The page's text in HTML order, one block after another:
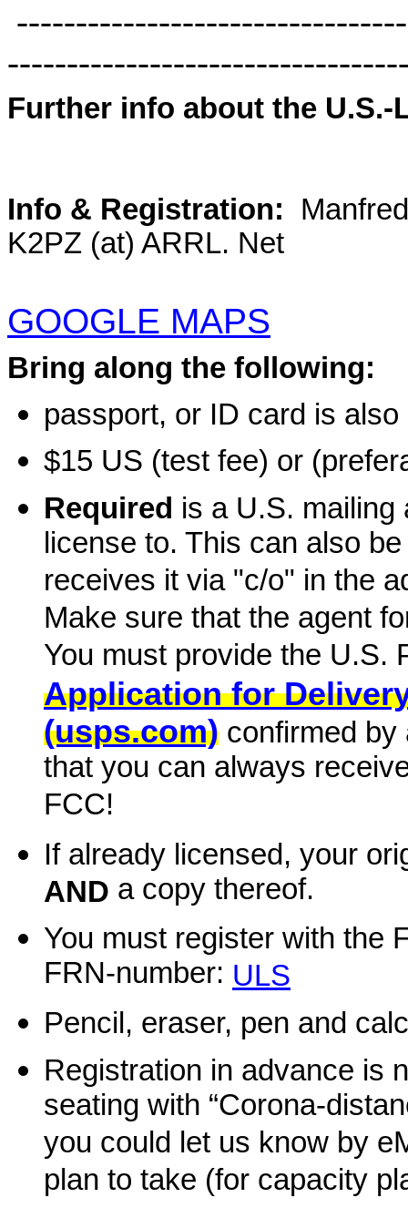
Further info about the U.S.-
Info & Registration:
K2PZ (at) ARRL. Net
GOOGLE MAPS
Bring along the following:
passport, or ID card is
$15 US (test fee) or
Required is a U.S.
license to. This can also
receives it via "c/o" in the
Make sure that the agent
You must provide the U.S.
Application for
(usps.com) confirmed by
that you can always
FCC!
If already licensed, your
AND a copy thereof.
You must register with the
FRN-number: ULS
Pencil, eraser, pen and
Registration in advance is
seating with “Corona-
you could let us know by
plan to take (for capacity